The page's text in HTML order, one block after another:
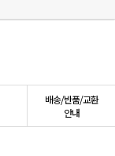
배송/반품/교환
안내